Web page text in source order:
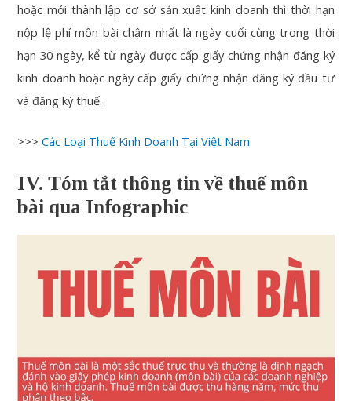
hoặc mới thành lập cơ sở sản xuất kinh doanh thì thời hạn
nộp lệ phí môn bài chậm nhất là ngày cuối cùng trong thời
hạn 30 ngày, kể từ ngày được cấp giấy chứng nhận đăng ký
kinh doanh hoặc ngày cấp giấy chứng nhận đăng ký đầu tư
và đăng ký thuế.
>>>Các Loại Thuế Kinh Doanh Tại Việt Nam
IV. Tóm tắt thông tin về thuế môn
bài qua Infographic